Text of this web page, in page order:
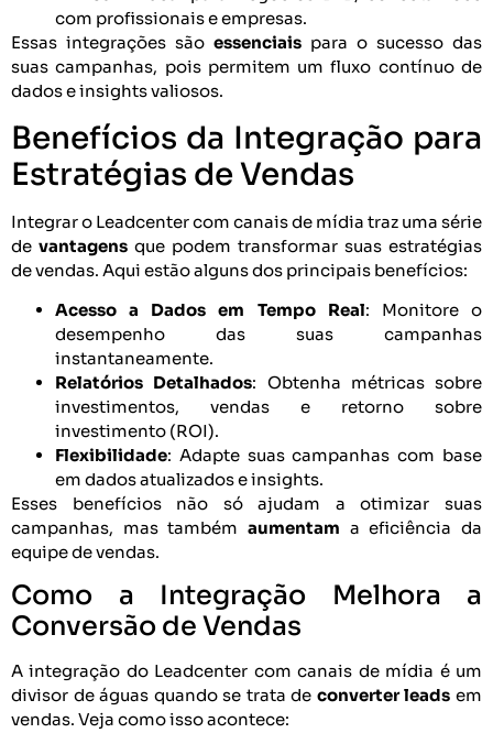
com profissionais e empresas.
Essas integrações são essenciais para o sucesso das
suas campanhas, pois permitem um fluxo contínuo de
dados e insights valiosos.
Benefícios da Integração para
Estratégias de Vendas
Integrar o Leadcenter com canais de mídia traz uma série
de vantagens que podem transformar suas estratégias
de vendas. Aqui estão alguns dos principais benefícios:
Acesso a Dados em Tempo Real: Monitore o
desempenho das suas campanhas
instantaneamente.
Relatórios Detalhados: Obtenha métricas sobre
investimentos, vendas e retorno sobre
investimento (ROI).
Flexibilidade: Adapte suas campanhas com base
em dados atualizados e insights.
Esses benefícios não só ajudam a otimizar suas
campanhas, mas também aumentam a eficiência da
equipe de vendas.
Como a Integração Melhora a
Conversão de Vendas
A integração do Leadcenter com canais de mídia é um
divisor de águas quando se trata de converter leads em
vendas. Veja como isso acontece: